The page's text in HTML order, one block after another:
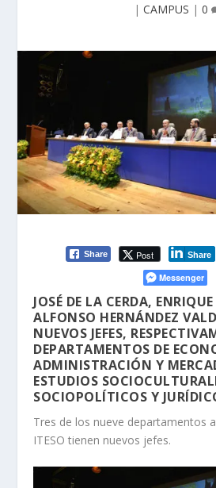
| CAMPUS | 0
Share Post Share
Messenger
JOSÉ DE LA CERDA,
ALFONSO HERNÁNDEZ
NUEVOS JEFES,
DEPARTAMENTOS DE
ADMINISTRACIÓN Y
ESTUDIOS
SOCIOPOLÍTICOS Y
Tres de los nueve departamentos
ITESO tienen nuevos jefes.